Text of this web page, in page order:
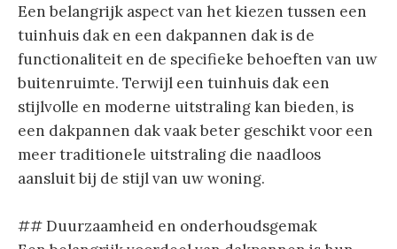
Een belangrijk aspect van het kiezen tussen een
tuinhuis dak en een dakpannen dak is de
functionaliteit en de specifieke behoeften van uw
buitenruimte. Terwijl een tuinhuis dak een
stijlvolle en moderne uitstraling kan bieden, is
een dakpannen dak vaak beter geschikt voor een
meer traditionele uitstraling die naadloos
aansluit bij de stijl van uw woning.
## Duurzaamheid en onderhoudsgemak